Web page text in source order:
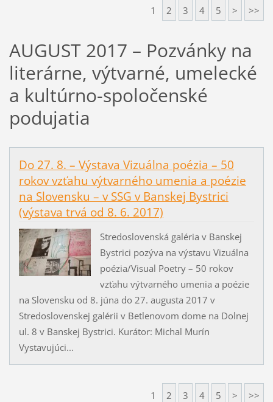
1 2 3 4 5 > >>
AUGUST 2017 – Pozvánky na
literárne, výtvarné, umelecké
a kultúrno-spoločenské
podujatia
Do 27. 8. – Výstava Vizuálna poézia – 50
rokov vzťahu výtvarného umenia a poézie
na Slovensku – v SSG v Banskej Bystrici
(výstava trvá od 8. 6. 2017)
Stredoslovenská galéria v Banskej
Bystrici pozýva na výstavu Vizuálna
poézia/Visual Poetry – 50 rokov
vzťahu výtvarného umenia a poézie
na Slovensku od 8. júna do 27. augusta 2017 v
Stredoslovenskej galérii v Betlenovom dome na Dolnej
ul. 8 v Banskej Bystrici. Kurátor: Michal Murín
Vystavujúci...
1 2 3 4 5 > >>